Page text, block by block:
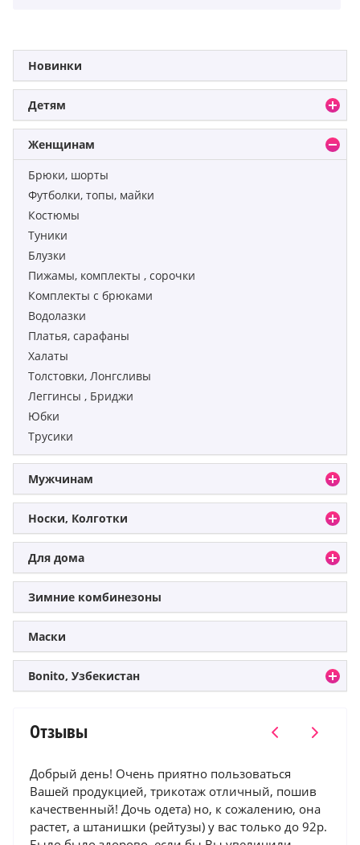
Новинки
Детям
Женщинам
Брюки, шорты
Футболки, топы, майки
Костюмы
Туники
Блузки
Пижамы, комплекты , сорочки
Комплекты с брюками
Водолазки
Платья, сарафаны
Халаты
Толстовки, Лонгсливы
Леггинсы , Бриджи
Юбки
Трусики
Мужчинам
Носки, Колготки
Для дома
Зимние комбинезоны
Маски
Bonito, Узбекистан
Отзывы
день! Очень приятно пользоваться
продукцией, трикотаж отличный, пошив
Дочь одета) но, к сожалению, она
а штанишки (рейтузы) у вас только до 92р.
Качество
летних
ОЧЕНЬ
и яркую.